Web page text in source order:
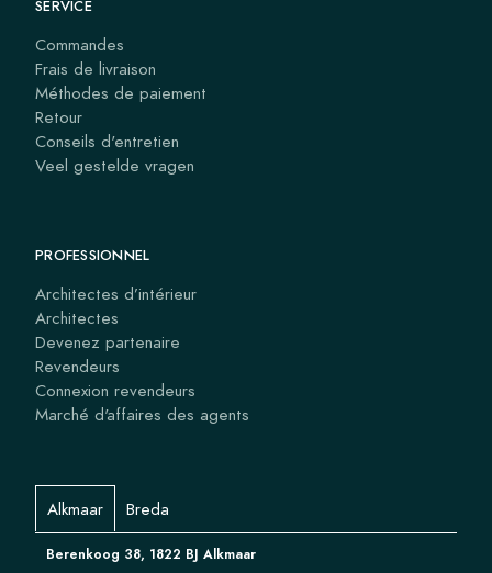
SERVICE
Commandes
Frais de livraison
Méthodes de paiement
Retour
Conseils d'entretien
Veel gestelde vragen
PROFESSIONNEL
Architectes d’intérieur
Architectes
Devenez partenaire
Revendeurs
Connexion revendeurs
Marché d'affaires des agents
Alkmaar Breda
Berenkoog 38, 1822 BJ Alkmaar